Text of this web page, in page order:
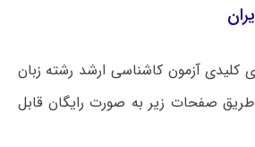
کلیدی آزمون کاشناسی ارشد رشته زبان
طریق صفحات زیر به صورت رایگان قابل